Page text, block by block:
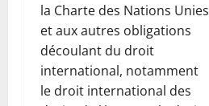
la Charte des Nations Unies
et aux autres obligations
découlant du droit
international, notamment
le droit international des